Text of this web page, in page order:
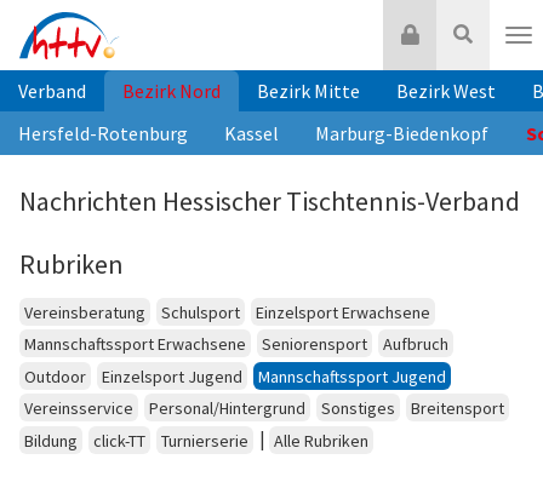
Inhalt
springen
Suche
Login
Verband Bezirk Nord Bezirk Mitte Bezirk West
Hersfeld-Rotenburg
Kassel Marburg-Biedenkopf
Nachrichten Hessischer Tischtennis-Verband
Rubriken
Vereinsberatung Schulsport
Einzelsport Erwachsene
Mannschaftssport Erwachsene
Seniorensport
Aufbruch
Outdoor
Einzelsport Jugend
Mannschaftssport Jugend
Vereinsservice
Personal/Hintergrund Sonstiges
Breitensport
Bildung
click-TT Turnierserie | Alle Rubriken